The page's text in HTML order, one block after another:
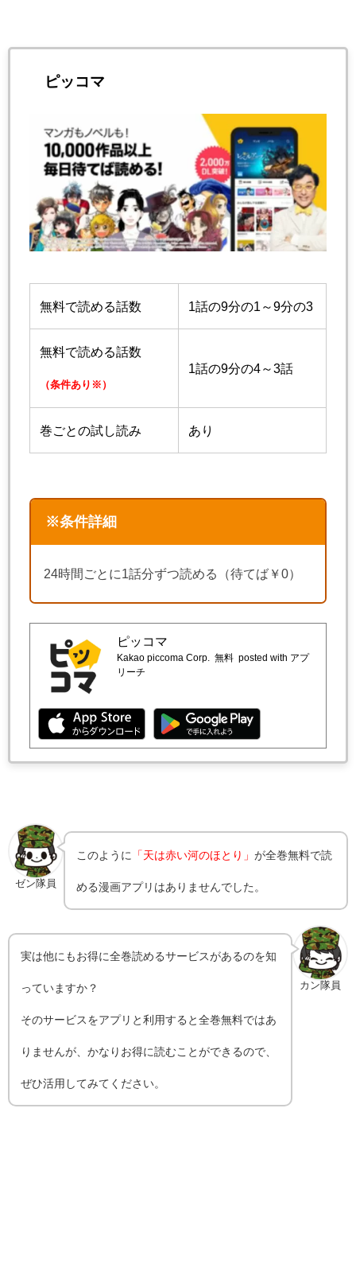
ピッコマ
無料で読める話数 1話の9分の1～9分の3
無料で読める話数
（条件あり※）
1話の9分の4～3話
巻ごとの試し読み あり
※条件詳細
24時間ごとに1話分ずつ読める（待てば￥0）
ピッコマ
Kakao piccoma Corp. 無料 posted with アプ
リーチ
ゼン隊員
このように 「天は赤い河のほとり」が全巻無料で読
める漫画アプリはありませんでした。
カン隊員
実は他にもお得に全巻読めるサービスがあるのを知
っていますか？
そのサービスをアプリと利用すると全巻無料ではあ
りませんが、かなりお得に読むことができるので、
ぜひ活用してみてください。